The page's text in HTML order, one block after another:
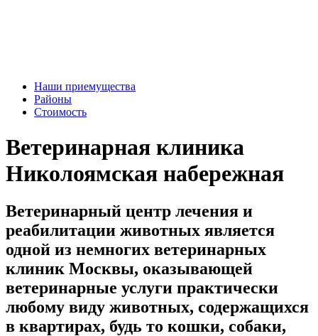
Наши приемущества
Районы
Стоимость
Ветеринарная клиника
Николоямская набережная
Ветеринарный центр лечения и
реабилитации животных является
одной из немногих ветеринарных
клиник Москвы, оказывающей
ветеринарные услуги практически
любому виду животных, содержащихся
в квартирах, будь то кошки, собаки,